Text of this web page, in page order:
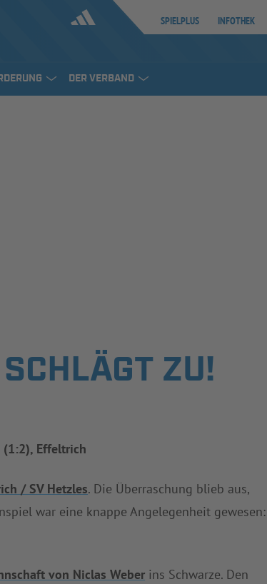
SPIELPLUS INFOTHEK
DER VERBAND
ZU!
(1:2), Effeltrich
/ SV Hetzles. Die Überraschung blieb aus,
war eine knappe Angelegenheit gewesen:
von Niclas Weber ins Schwarze. Den